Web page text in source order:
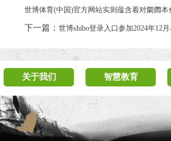
世博体育(中国)官方网站实则蕴含着对阛阓
下一篇： 世博shibo登录入口参加2024年12
关于我们 智慧教育